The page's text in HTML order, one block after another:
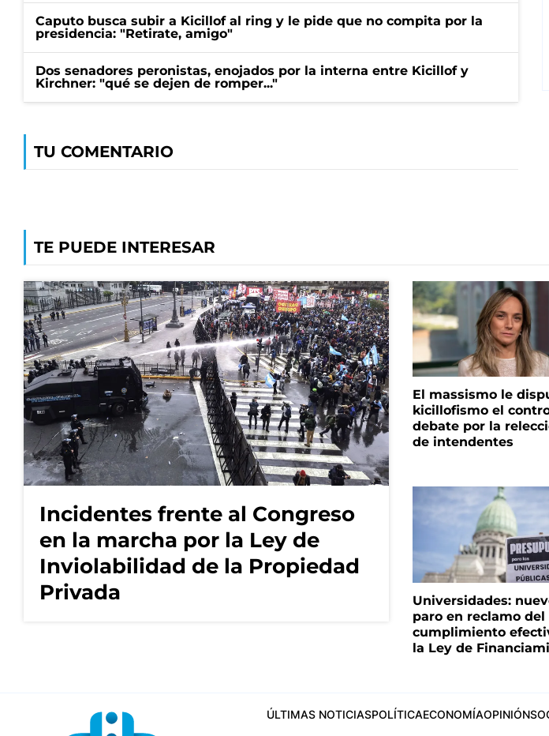
Caputo busca subir a Kicillof al ring y le pide que no compita por la
presidencia: "Retirate, amigo"
Dos senadores peronistas, enojados por la interna entre Kicillof y
Kirchner: "qué se dejen de romper..."
TU COMENTARIO
TE PUEDE INTERESAR
Incidentes frente al Congreso
en la marcha por la Ley de
Inviolabilidad de la Propiedad
Privada
El massismo le
kicillofismo el
debate por la
de intendentes
Universidades:
paro en reclamo del
cumplimiento
la Ley de
ÚLTIMAS NOTICIASPOLÍTICAECONOMÍAOPINIÓN